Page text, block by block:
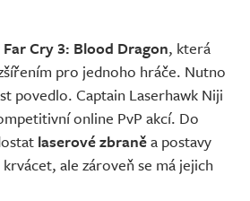
Far Cry 3: Blood Dragon, která
pro jednoho hráče. Nutno
povedlo. Captain Laserhawk Niji
online PvP akcí. Do
laserové zbraněa postavy
ale zároveň se má jejich